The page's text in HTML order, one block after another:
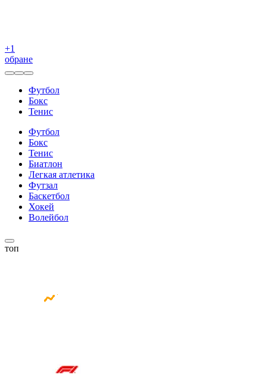
+1
обране
Футбол
Бокс
Тенис
Футбол
Бокс
Тенис
Биатлон
Легкая атлетика
Футзал
Баскетбол
Хокей
Волейбол
топ